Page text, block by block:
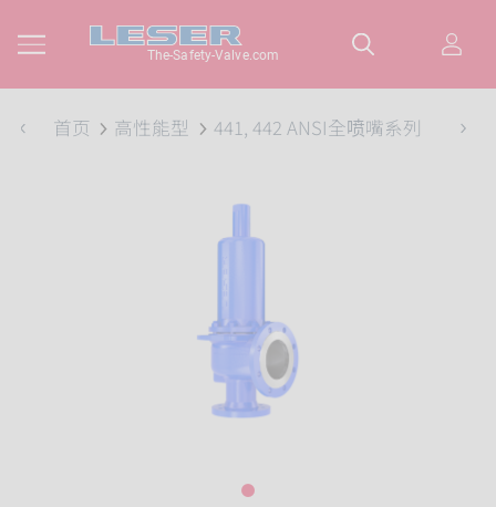
The-Safety-Valve.com
首页 高性能型 441, 442 ANSI全喷嘴系列